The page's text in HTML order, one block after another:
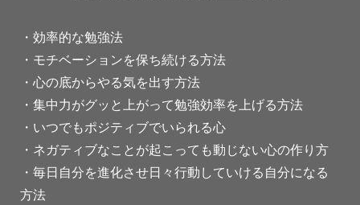
・効率的な勉強法
・モチベーションを保ち続ける方法
・心の底からやる気を出す方法
・集中力がグッと上がって勉強効率を上げる方法
・いつでもポジティブでいられる心
・ネガティブなことが起こっても動じない心の作り方
・毎日自分を進化させ日々行動していける自分になる
方法